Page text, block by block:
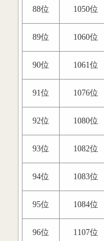
88位 1050位
89位 1060位
90位 1061位
91位 1076位
92位 1080位
93位 1082位
94位 1083位
95位 1084位
96位 1107位